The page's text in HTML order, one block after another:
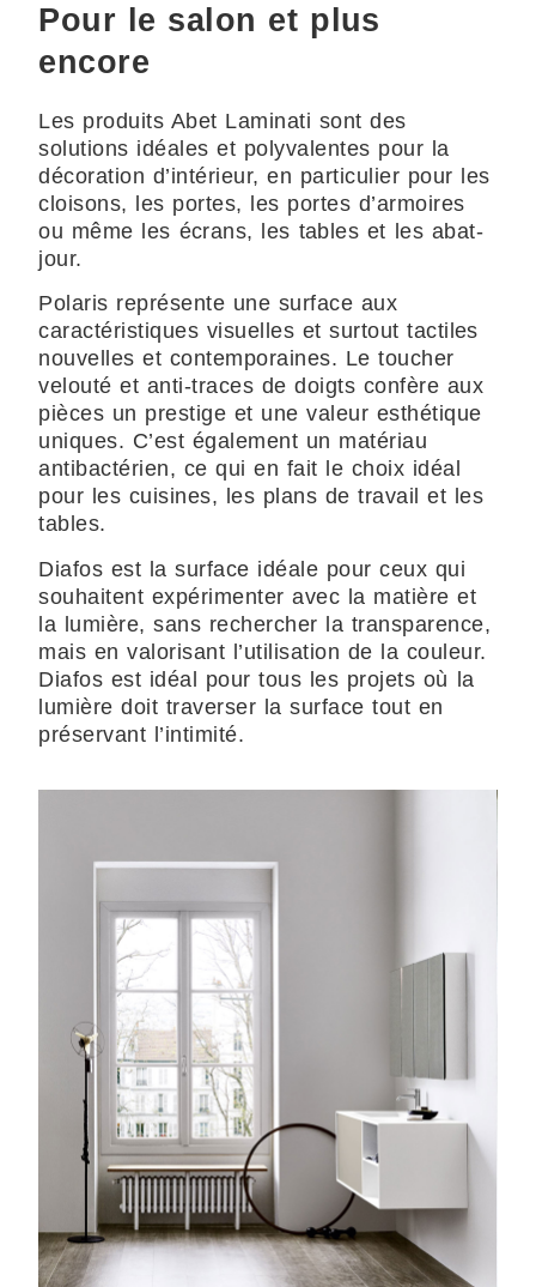
Pour le salon et plus
encore
Les produits Abet Laminati sont des
solutions idéales et polyvalentes pour la
décoration d’intérieur, en particulier pour les
cloisons, les portes, les portes d’armoires
ou même les écrans, les tables et les abat-
jour.
Polaris représente une surface aux
caractéristiques visuelles et surtout tactiles
nouvelles et contemporaines. Le toucher
velouté et anti-traces de doigts confère aux
pièces un prestige et une valeur esthétique
uniques. C’est également un matériau
antibactérien, ce qui en fait le choix idéal
pour les cuisines, les plans de travail et les
tables.
Diafos est la surface idéale pour ceux qui
souhaitent expérimenter avec la matière et
la lumière, sans rechercher la transparence,
mais en valorisant l’utilisation de la couleur.
Diafos est idéal pour tous les projets où la
lumière doit traverser la surface tout en
préservant l’intimité.